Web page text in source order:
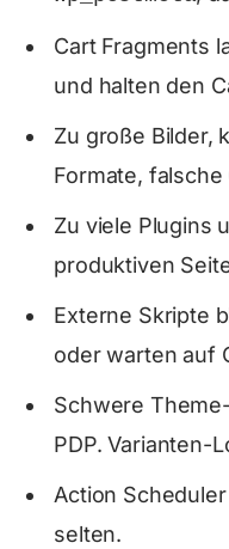
Cart Fragments
und halten den
Zu große Bilder,
Formate, falsche
Zu viele Plugins
produktiven
Externe Skripte
oder warten auf
Schwere
PDP. Varianten-
Action
selten.